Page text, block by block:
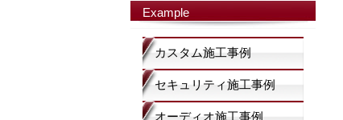
Example
カスタム施工事例
セキュリティ施工事例
オーディオ施工事例